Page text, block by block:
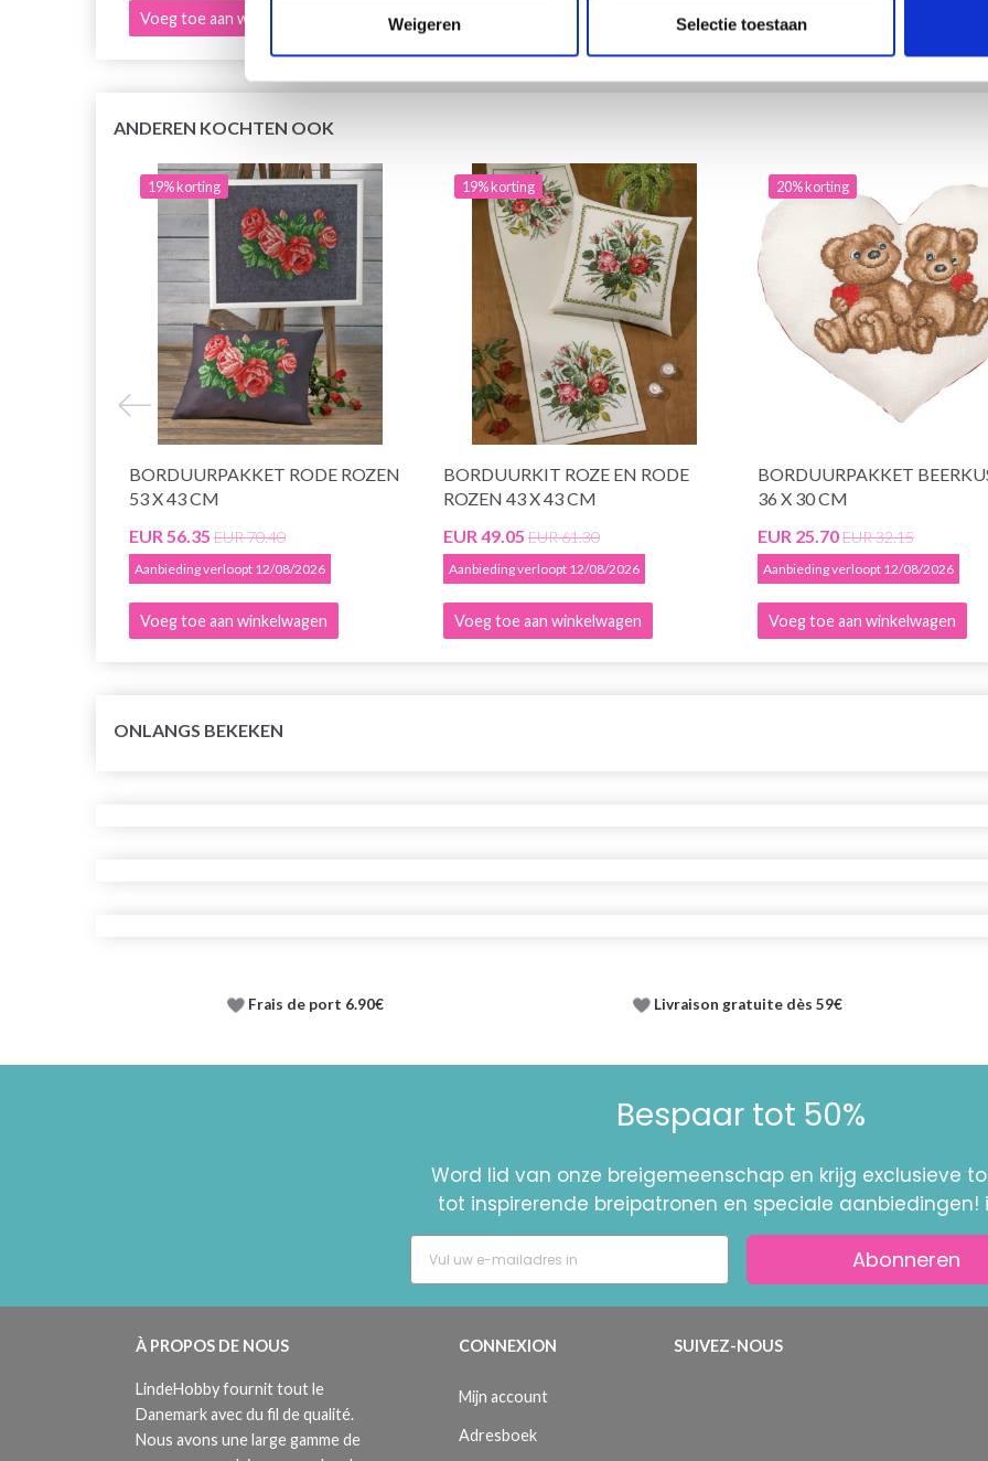
Weigeren Selectie toestaan
Voeg toe aan winkelwagen Voeg toe aan winkelwagen Voeg toe aan winkelwagen
ANDEREN KOCHTEN OOK
19% korting
BORDUURPAKKET RODE ROZEN
53 X 43 CM
EUR 56.35 EUR 70.40
Aanbieding verloopt 12/08/2026
Voeg toe aan winkelwagen
19% korting
BORDUURKIT ROZE EN RODE
ROZEN 43 X 43 CM
EUR 49.05 EUR 61.30
Aanbieding verloopt 12/08/2026
Voeg toe aan winkelwagen
20% korting
BORDUURPAKKET
36 X 30 CM
EUR 25.70EUR 32.15
Aanbieding verloopt 12/08/2026
Voeg toe aan winkelwagen
ONLANGS BEKEKEN
Frais de port 6.90€ Livraison gratuite dès 59€
Bespaar tot 50%
Word lid van onze breigemeenschap en krijg exclusieve
tot inspirerende breipatronen en speciale aanbiedingen!
Abonneren
À PROPOS DE NOUS
LindeHobby fournit tout le
Danemark avec du fil de qualité.
Nous avons une large gamme de
CONNEXION
Mijn account
Adresboek
SUIVEZ-NOUS